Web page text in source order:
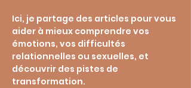
Ici, je partage des articles pour vous
aider à mieux comprendre vos
émotions, vos difficultés
relationnelles ou sexuelles, et
découvrir des pistes de
transformation.